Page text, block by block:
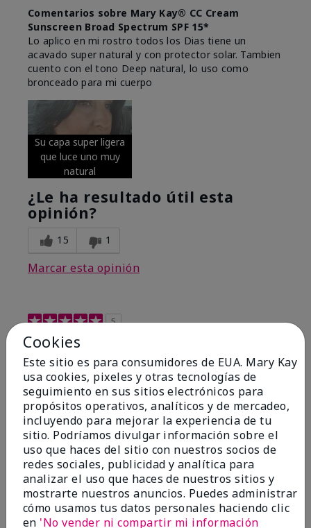
Comentarios sobre Mary Kay® CC Cream
Sunscreen Broad Spectrum SPF 15*
Lo aplico en mi rostro todos los Dias tiene un
acavado super natural y con protector solar. Tambien
cuento con el tono Deep natural, lo uso como
bronceado para mi cuerpo
Su capa super ligera
que luce uno muy
natural
¿Le ha resultado útil esta
opinión?
15 1
Marcar esta opinión
5
Excellent
EnviadoHace 4 meses
Coverly
deColumbia Missouri
Evaluado en
marykay.com/en-us/
Comentarios sobre Mary Kay® CC Cream
Sunscreen Broad Spectrum SPF 15*
I have been wearing the cc cream for 8 years now. I
absolutely love it. Its not cakey it's not heavy and it
blends effortlessly. I get compliments all the time.
10/10 I definitely recommend.
Cookies
Este sitio es para consumidores de EUA. Mary Kay
usa cookies, pixeles y otras tecnologías de
seguimiento en sus sitios electrónicos para
propósitos operativos, analíticos y de mercadeo,
incluyendo para mejorar la experiencia de tu
sitio. Podríamos divulgar información sobre el
uso que haces del sitio con nuestros socios de
redes sociales, publicidad y analítica para
analizar el uso que haces de nuestros sitios y
mostrarte nuestros anuncios. Puedes administrar
cómo usamos tus datos personales haciendo clic
en 'No vender ni compartir mi información